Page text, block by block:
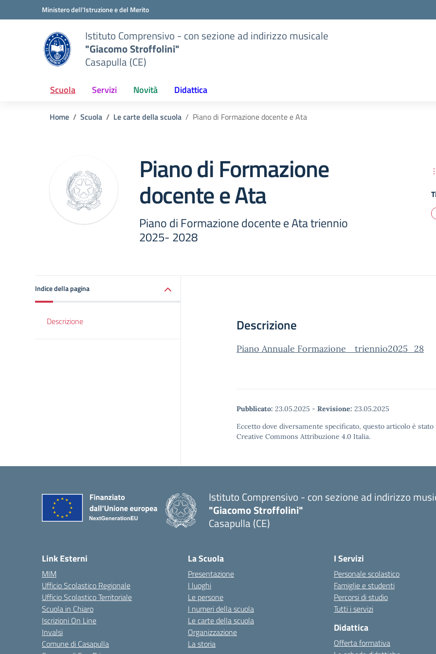
Vai ai contenuti
Vai al menu di navigazioneMinistero dell'Istruzione e del Merito
Istituto Comprensivo - con sezione ad indirizzo musicale
"Giacomo Stroffolini"
Casapulla (CE)
Scuola Servizi Novità Didattica
Home Scuola Le carte della scuola Piano di Formazione docente e Ata
Piano di Formazione
docente e Ata
Piano di Formazione docente e Ata triennio
2025- 2028
Indice della pagina
Descrizione Descrizione
Piano Annuale Formazione _triennio2025_28
Pubblicato: 23.05.2025 - Revisione: 23.05.2025
Eccetto dove diversamente specificato, questo articolo è
Creative Commons Attribuzione 4.0 Italia.
Istituto Comprensivo - con sezione ad indirizzo
"Giacomo Stroffolini"
Casapulla (CE)
Link Esterni
MIM
Ufficio Scolastico Regionale
Ufficio Scolastico Territoriale
Scuola in Chiaro
Iscrizioni On Line
Invalsi
Comune di Casapulla
La Scuola
Presentazione
I luoghi
Le persone
I numeri della scuola
Le carte della scuola
Organizzazione
La storia
I Servizi
Personale scolastico
Famiglie e studenti
Percorsi di studio
Tutti i servizi
Didattica
Offerta formativa